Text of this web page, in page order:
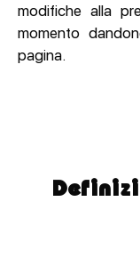
modifiche alla
momento
pagina.